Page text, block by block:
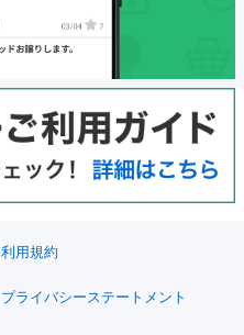
利用規約
プライバシーステートメント